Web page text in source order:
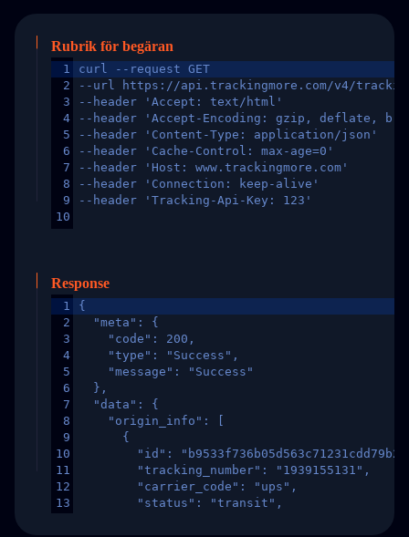
Rubrik för begäran
1
2
3
4
5
6
7
8
9
10
curl --request GET
--url https://api.trackingmore.com/v4/trackings/
--header 'Accept: text/html'
--header 'Accept-Encoding: gzip, deflate,
--header 'Content-Type: application/json'
--header 'Cache-Control: max-age=0'
--header 'Host: www.trackingmore.com'
--header 'Connection: keep-alive'
--header 'Tracking-Api-Key: 123'
Response
1
2
3
4
5
6
7
8
9
10
11
12
13
{
  "meta": {
    "code": 200,
    "type": "Success",
    "message": "Success"
  },
  "data": {
    "origin_info": [
      {
"id":
        "tracking_number": "1939155131",
        "carrier_code": "ups",
        "status": "transit",